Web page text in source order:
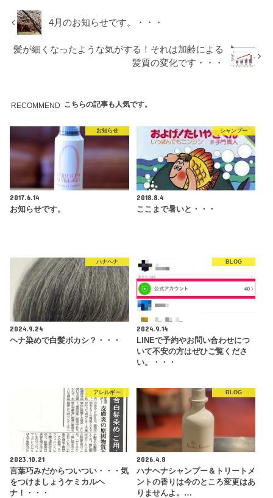
4月のお知らせです。・・・
髪が細くなったような気がする！それは加齢による
髪質の変化です・・・
RECOMMEND こちらの記事も人気です。
お知らせ
2017.6.14
お知らせです。
シャンプー
2018.8.4
ここまで暑いと・・・
ハナヘナ
2024.9.24
ヘナ染めで白髪ボカシ？・・・
BLOG
2024.9.14
LINEで予約やお問い合わせにつ
いて不安の方はぜひご覧くださ
い。・・・
アレルギー
2023.10.21
言葉巧みだからついつい・・・気
をつけましょうケミカルヘ
ナ！・・・
BLOG
2026.4.8
ハナヘナシャンプー＆トリートメ
ントの香りは今のところ変更はあ
りませんよ。…